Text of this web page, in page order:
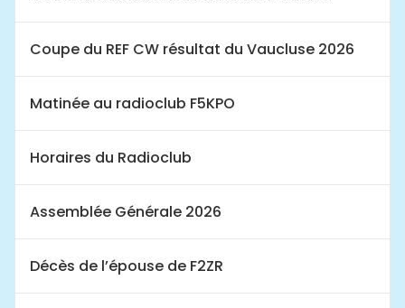
Coupe du REF CW résultat du Vaucluse 2026
Matinée au radioclub F5KPO
Horaires du Radioclub
Assemblée Générale 2026
Décès de l’épouse de F2ZR